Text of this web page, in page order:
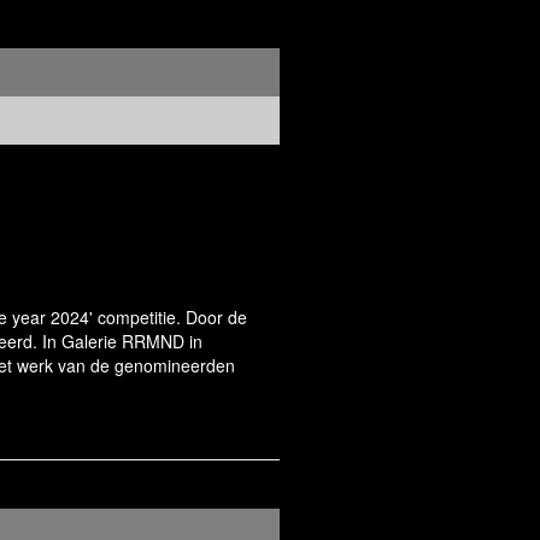
year 2024' competitie. Door de
In Galerie RRMND in
werk van de genomineerden